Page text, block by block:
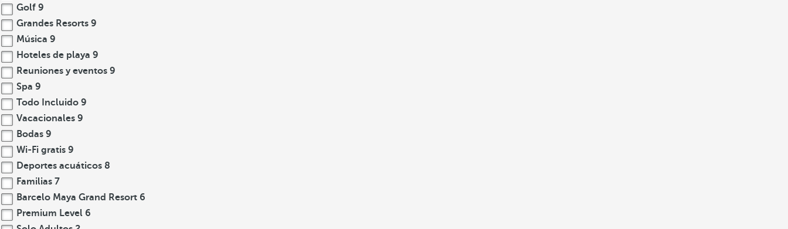
Golf 9
Grandes Resorts 9
Música 9
Hoteles de playa 9
Reuniones y eventos 9
Spa 9
Todo Incluido 9
Vacacionales 9
Bodas 9
Wi-Fi gratis 9
Deportes acuáticos 8
Familias 7
Barcelo Maya Grand Resort 6
Premium Level 6